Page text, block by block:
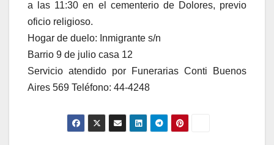
a las 11:30 en el cementerio de Dolores, previo
oficio religioso.
Hogar de duelo: Inmigrante s/n
Barrio 9 de julio casa 12
Servicio atendido por Funerarias Conti Buenos
Aires 569 Teléfono: 44-4248